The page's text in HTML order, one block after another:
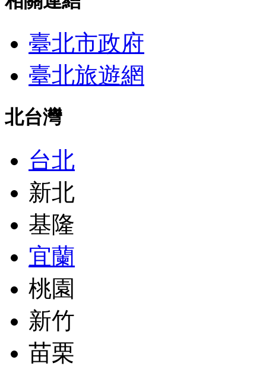
臺北市政府
臺北旅遊網
北台灣
台北
新北
基隆
宜蘭
桃園
新竹
苗栗